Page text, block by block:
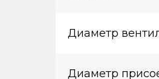
Диаметр
Диаметр